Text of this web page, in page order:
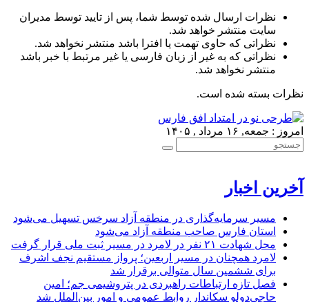
نظرات ارسال شده توسط شما، پس از تایید توسط مدیران
سایت منتشر خواهد شد.
نظراتی که حاوی تهمت یا افترا باشد منتشر نخواهد شد.
نظراتی که به غیر از زبان فارسی یا غیر مرتبط با خبر باشد
منتشر نخواهد شد.
نظرات بسته شده است.
امروز : جمعه, ۱۶ مرداد , ۱۴۰۵
آخرین اخبار
مسیر سرمایه‌گذاری در منطقه آزاد سرخس تسهیل می‌شود
استان فارس صاحب منطقه آزاد می‌شود
محل شهادت ۲۱ نفر در لامرد در مسیر ثبت ملی قرار گرفت
لامرد همچنان در مسیر اربعین؛ پرواز مستقیم نجف اشرف
برای ششمین سال متوالی برقرار شد
فصل تازه ارتباطات راهبردی در پتروشیمی جم؛ امین
حاجی‌دولو سکاندار روابط عمومی و امور بین‌الملل شد